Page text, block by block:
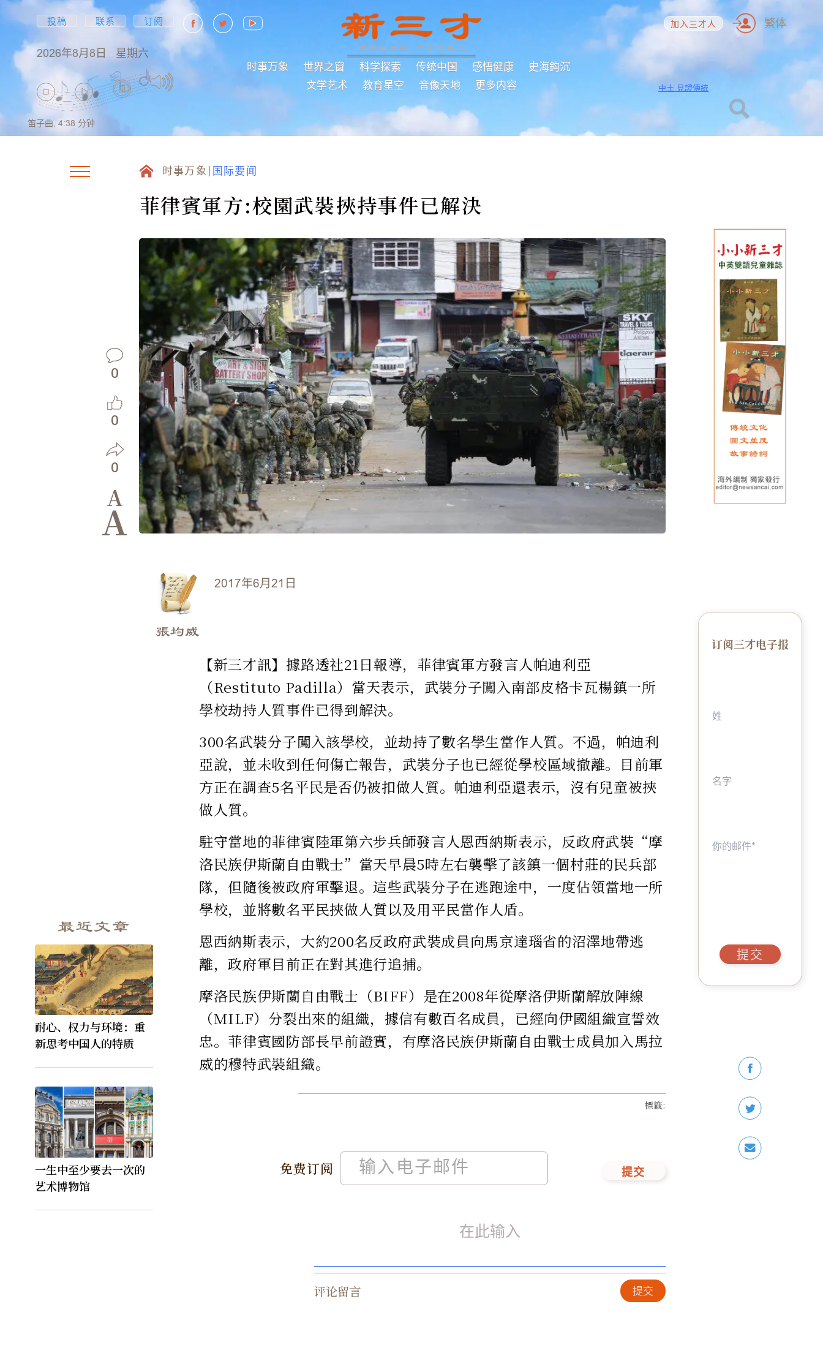
投稿 联系 订阅
2026年8月8日 星期六
时事万象 世界之窗 科学探索 传统中国 感悟健康
史海鈎沉
文学艺术
教育星空 音像天地 更多内容
加入三才人 繁体
中土 見證傳統
笛子曲, 4:38 分钟
时事万象 国际要闻
菲律賓軍方:校園武裝挾持事件已解決
0
0
0
A
A
最近文章
耐心、权力与环境：重
新思考中国人的特质
一生中至少要去一次的
艺术博物馆
2017年6月21日
張均威
【新三才訊】據路透社21日報導，菲律賓軍方發言人帕迪利亞
（Restituto Padilla）當天表示，武裝分子闖入南部皮格卡瓦楊鎮一所
學校劫持人質事件已得到解決。
300名武裝分子闖入該學校，並劫持了數名學生當作人質。不過，帕迪利
亞說，並未收到任何傷亡報告，武裝分子也已經從學校區域撤離。目前軍
方正在調查5名平民是否仍被扣做人質。帕迪利亞還表示，沒有兒童被挾
做人質。
駐守當地的菲律賓陸軍第六步兵師發言人恩西納斯表示，反政府武裝“摩
洛民族伊斯蘭自由戰士”當天早晨5時左右襲擊了該鎮一個村莊的民兵部
隊，但隨後被政府軍擊退。這些武裝分子在逃跑途中，一度佔領當地一所
學校，並將數名平民挾做人質以及用平民當作人盾。
恩西納斯表示，大約200名反政府武裝成員向馬京達瑙省的沼澤地帶逃
離，政府軍目前正在對其進行追捕。
摩洛民族伊斯蘭自由戰士（BIFF）是在2008年從摩洛伊斯蘭解放陣線
（MILF）分裂出來的組織，據信有數百名成員，已經向伊國組織宣誓效
忠。菲律賓國防部長早前證實，有摩洛民族伊斯蘭自由戰士成員加入馬拉
威的穆特武裝組織。
免费订阅 提交
標籤:
评论留言 提交
订阅三才电子报
提交